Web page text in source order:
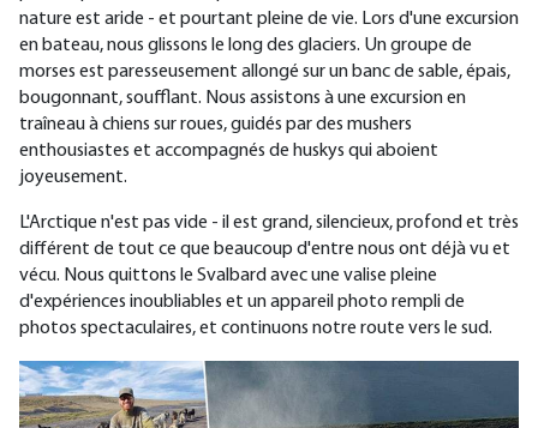
nature est aride - et pourtant pleine de vie. Lors d'une excursion
en bateau, nous glissons le long des glaciers. Un groupe de
morses est paresseusement allongé sur un banc de sable, épais,
bougonnant, soufflant. Nous assistons à une excursion en
traîneau à chiens sur roues, guidés par des mushers
enthousiastes et accompagnés de huskys qui aboient
joyeusement.
L'Arctique n'est pas vide - il est grand, silencieux, profond et très
différent de tout ce que beaucoup d'entre nous ont déjà vu et
vécu. Nous quittons le Svalbard avec une valise pleine
d'expériences inoubliables et un appareil photo rempli de
photos spectaculaires, et continuons notre route vers le sud.